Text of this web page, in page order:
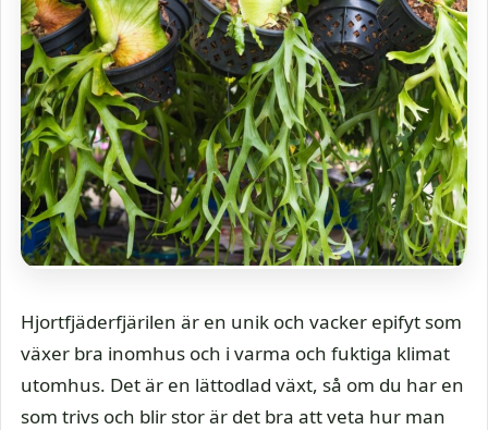
Hjortfjäderfjärilen är en unik och vacker epifyt som
växer bra inomhus och i varma och fuktiga klimat
utomhus. Det är en lättodlad växt, så om du har en
som trivs och blir stor är det bra att veta hur man